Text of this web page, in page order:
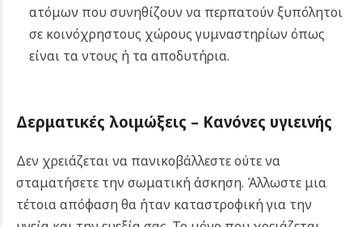
ατόμων που συνηθίζουν να περπατούν ξυπόλητοι
σε κοινόχρηστους χώρους γυμναστηρίων όπως
είναι τα ντους ή τα αποδυτήρια.
Δερματικές λοιμώξεις – Κανόνες υγιεινής
Δεν χρειάζεται να πανικοβάλλεστε ούτε να
σταματήσετε την σωματική άσκηση. Άλλωστε μια
τέτοια απόφαση θα ήταν καταστροφική για την